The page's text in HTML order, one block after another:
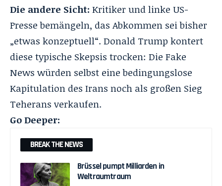
Die andere Sicht: Kritiker und linke US-
Presse bemängeln, das Abkommen sei bisher
„etwas konzeptuell“. Donald Trump kontert
diese typische Skepsis trocken: Die Fake
News würden selbst eine bedingungslose
Kapitulation des Irans noch als großen Sieg
Teherans verkaufen.
Go Deeper:
BREAK THE NEWS
Brüssel pumpt Milliarden in
Weltraumtraum